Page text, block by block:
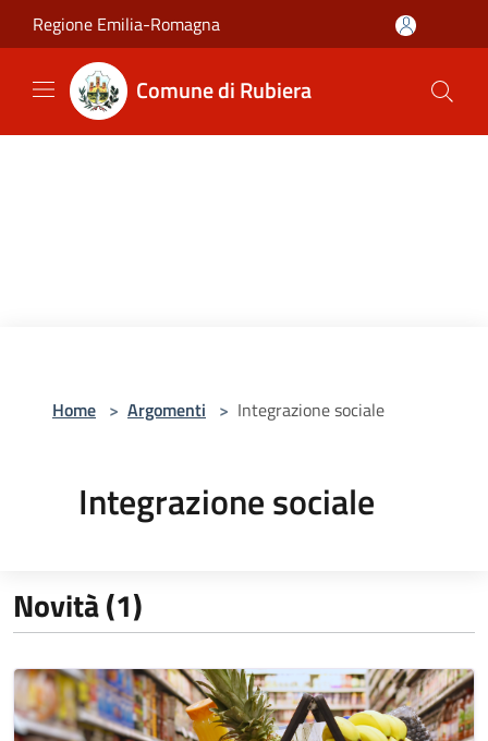
Salta al contenuto principale
Regione Emilia-Romagna
Comune di Rubiera
Home > Argomenti > Integrazione sociale
Integrazione sociale
Novità (1)